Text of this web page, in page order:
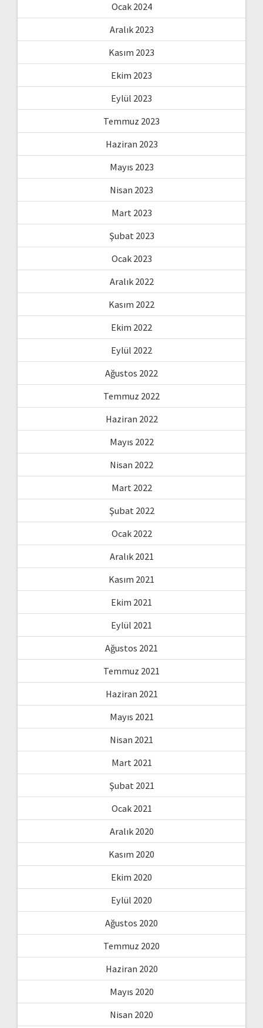
Ocak 2024
Aralık 2023
Kasım 2023
Ekim 2023
Eylül 2023
Temmuz 2023
Haziran 2023
Mayıs 2023
Nisan 2023
Mart 2023
Şubat 2023
Ocak 2023
Aralık 2022
Kasım 2022
Ekim 2022
Eylül 2022
Ağustos 2022
Temmuz 2022
Haziran 2022
Mayıs 2022
Nisan 2022
Mart 2022
Şubat 2022
Ocak 2022
Aralık 2021
Kasım 2021
Ekim 2021
Eylül 2021
Ağustos 2021
Temmuz 2021
Haziran 2021
Mayıs 2021
Nisan 2021
Mart 2021
Şubat 2021
Ocak 2021
Aralık 2020
Kasım 2020
Ekim 2020
Eylül 2020
Ağustos 2020
Temmuz 2020
Haziran 2020
Mayıs 2020
Nisan 2020